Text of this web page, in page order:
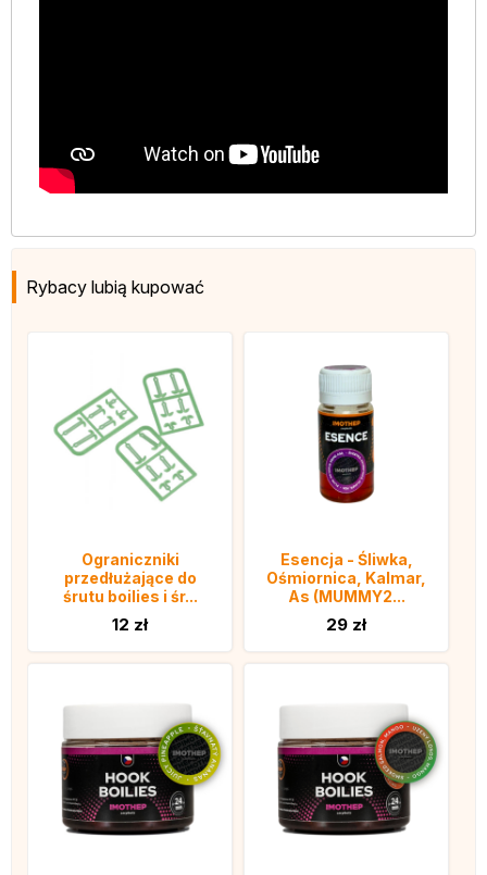
Rybacy lubią kupować
Ograniczniki
przedłużające do
śrutu boilies i śr...
12 zł
Esencja - Śliwka,
Ośmiornica, Kalmar,
As (MUMMY2...
29 zł